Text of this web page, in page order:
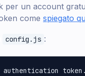
per un account
come spiegato
config.js :
token.